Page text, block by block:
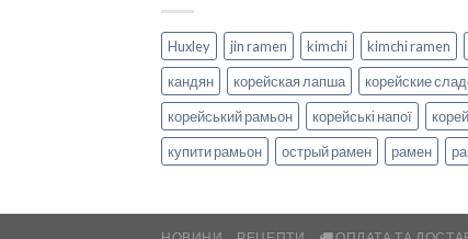
Huxley jin ramen kimchi kimchi ramen
кандян
корейская лапша корейские
корейський рамьон
корейські напої
купити рамьон
острый рамен рамен